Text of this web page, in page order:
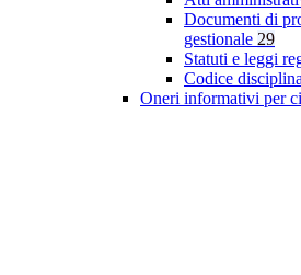
Documenti di
gestionale 29
Statuti e leggi
Codice
Oneri informativi per